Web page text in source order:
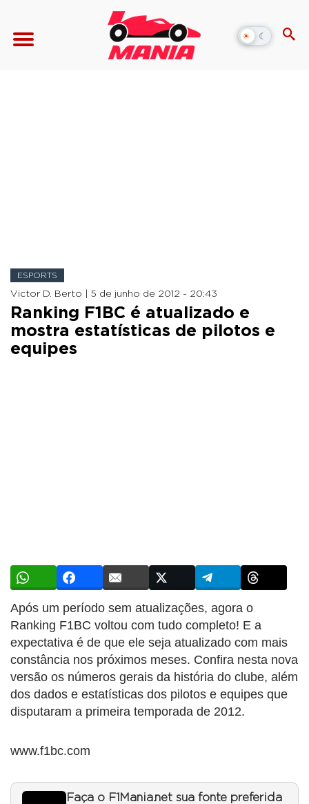
☀ ☾
Alternar
modo
ESPORTS
Victor D. Berto | 5 de junho de 2012 - 20:43
Ranking F1BC é atualizado e
mostra estatísticas de pilotos e
equipes
Após um período sem atualizações, agora o
Ranking F1BC voltou com tudo completo! E a
expectativa é de que ele seja atualizado com mais
constância nos próximos meses. Confira nesta nova
versão os números gerais da história do clube, além
dos dados e estatísticas dos pilotos e equipes que
disputaram a primeira temporada de 2012.
www.f1bc.com
Faça o F1Mania.net sua fonte preferida